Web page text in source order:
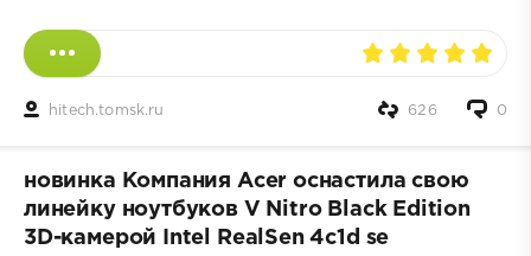
hitech.tomsk.ru 0
626
новинка Компания Acer оснастила свою
линейку ноутбуков V Nitro Black Edition
3D-камерой Intel RealSen 4c1d se